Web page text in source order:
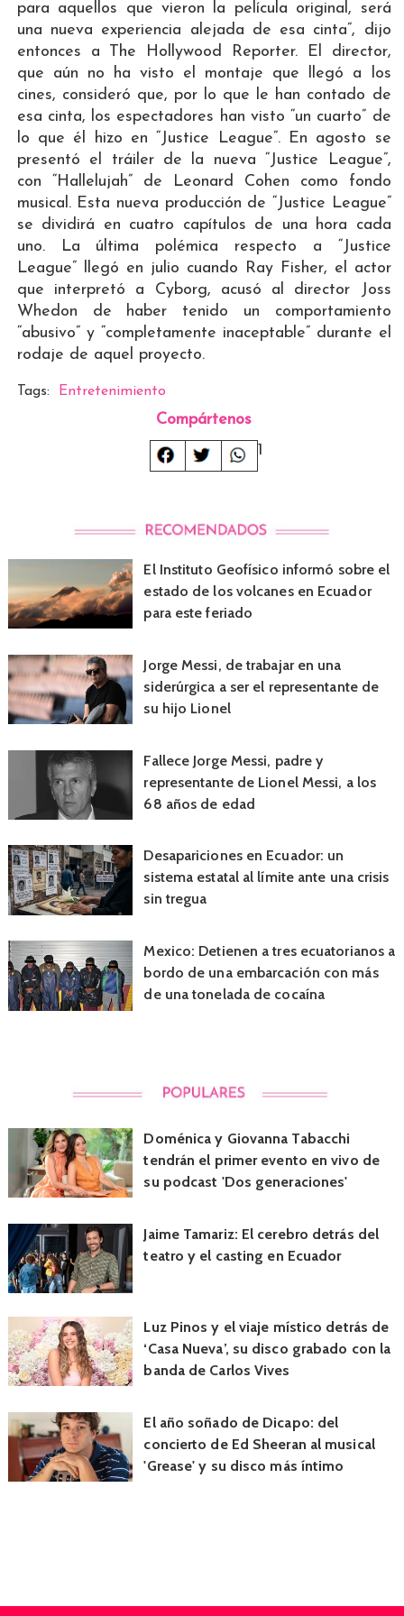
para aquellos que vieron la película original, será
una nueva experiencia alejada de esa cinta”, dijo
entonces a The Hollywood Reporter. El director,
que aún no ha visto el montaje que llegó a los
cines, consideró que, por lo que le han contado de
esa cinta, los espectadores han visto “un cuarto” de
lo que él hizo en “Justice League”. En agosto se
presentó el tráiler de la nueva “Justice League”,
con “Hallelujah” de Leonard Cohen como fondo
musical. Esta nueva producción de “Justice League”
se dividirá en cuatro capítulos de una hora cada
uno. La última polémica respecto a “Justice
League” llegó en julio cuando Ray Fisher, el actor
que interpretó a Cyborg, acusó al director Joss
Whedon de haber tenido un comportamiento
“abusivo” y “completamente inaceptable” durante el
rodaje de aquel proyecto.
Tags: Entretenimiento
Compártenos
1
El Instituto Geofísico informó sobre el
estado de los volcanes en Ecuador
para este feriado
Jorge Messi, de trabajar en una
siderúrgica a ser el representante de
su hijo Lionel
Fallece Jorge Messi, padre y
representante de Lionel Messi, a los
68 años de edad
Desapariciones en Ecuador: un
sistema estatal al límite ante una crisis
sin tregua
Mexico: Detienen a tres ecuatorianos a
bordo de una embarcación con más
de una tonelada de cocaína
Doménica y Giovanna Tabacchi
tendrán el primer evento en vivo de
su podcast 'Dos generaciones'
Jaime Tamariz: El cerebro detrás del
teatro y el casting en Ecuador
Luz Pinos y el viaje místico detrás de
‘Casa Nueva’, su disco grabado con la
banda de Carlos Vives
El año soñado de Dicapo: del
concierto de Ed Sheeran al musical
'Grease' y su disco más íntimo